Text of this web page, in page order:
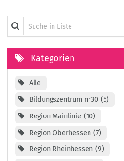
Suche in Liste
Kategorien
Alle
Bildungszentrum nr30
5
Region Mainlinie
10
Region Oberhessen
7
Region Rheinhessen
9